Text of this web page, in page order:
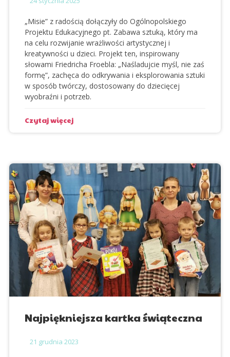
„Misie” z radością dołączyły do Ogólnopolskiego
Projektu Edukacyjnego pt. Zabawa sztuką, który ma
na celu rozwijanie wrażliwości artystycznej i
kreatywności u dzieci. Projekt ten, inspirowany
słowami Friedricha Froebla: „Naśladujcie myśl, nie zaś
formę”, zachęca do odkrywania i eksplorowania sztuki
w sposób twórczy, dostosowany do dziecięcej
wyobraźni i potrzeb.
Czytaj więcej
Najpiękniejsza kartka świąteczna
21 grudnia 2023